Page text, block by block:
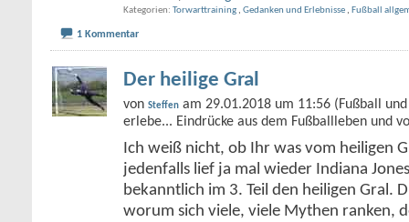
Kategorien Torwarttraining , Gedanken und Erlebnisse , Fußball
1 Kommentar
Der heilige Gral
von Steffen am 29.01.2018 um 11:56 (Fußball
erlebe... Eindrücke aus dem Fußballleben und
Ich weiß nicht, ob Ihr was vom heiligen
jedenfalls lief ja mal wieder Indiana
bekanntlich im 3. Teil den heiligen Gral.
worum sich viele, viele Mythen ranken,